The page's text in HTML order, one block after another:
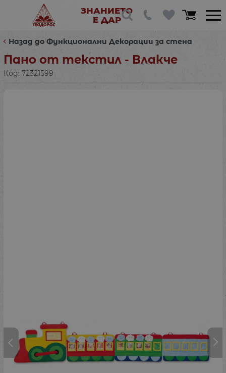
ЗНАНИЕТО
Е ДАР
Назад до Функционални Декорации за стена
Пано от текстил - Влакче
Код: 72321599